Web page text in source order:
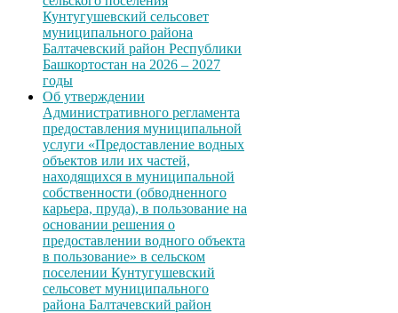
Кунтугушевский сельсовет
муниципального района
Балтачевский район Республики
Башкортостан на 2026 – 2027
годы
Об утверждении
Административного регламента
предоставления муниципальной
услуги «Предоставление водных
объектов или их частей,
находящихся в муниципальной
собственности (обводненного
карьера, пруда), в пользование на
основании решения о
предоставлении водного объекта
в пользование» в сельском
поселении Кунтугушевский
сельсовет муниципального
района Балтачевский район